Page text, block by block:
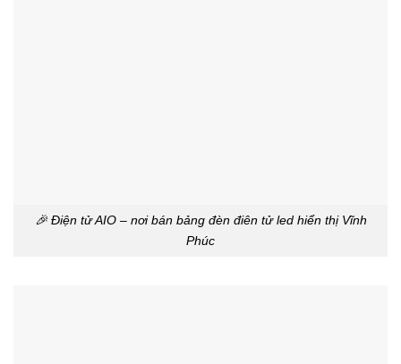
🎉 Điện tử AIO – nơi bán bảng đèn điên tử led hiển thị Vĩnh
Phúc